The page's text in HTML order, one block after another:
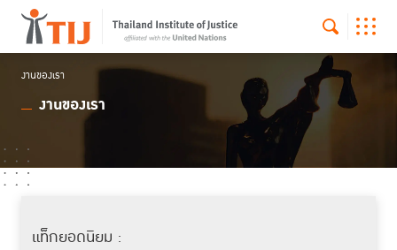
งานของเรา
งานของเรา
แท็กยอดนิยม :